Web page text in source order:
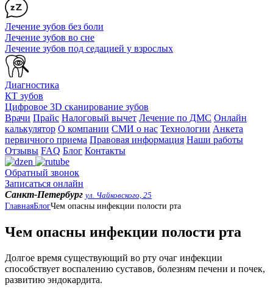
Лечение зубов без боли
Лечение зубов во сне
Лечение зубов под седацией у взрослых
Диагностика
КТ зубов
Цифровое 3D сканирование зубов
Врачи Прайс Налоговый вычет Лечение по ДМС Онлайн
калькулятор О компании СМИ о нас Технологии Анкета
первичного приема Правовая информация Наши работы
Отзывы FAQ Блог Контакты
Обратный звонок
Записаться онлайн
Санкт-Петербург ул. Чайковского, 25
ГлавнаяБлогЧем опасны инфекции полости рта
Чем опасны инфекции полости рта
Долгое время существующий во рту очаг инфекции
способствует воспалению суставов, болезням печени и почек,
развитию эндокардита.